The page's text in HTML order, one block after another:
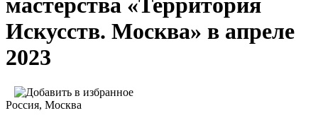
мастерства «Территория
Искусств. Москва» в апреле
2023
Россия, Москва